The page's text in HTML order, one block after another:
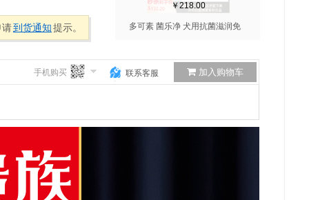
请到货通知提示。
￥218.00
多可素 菌乐净 犬用抗菌滋润免
加入购物车
联系客服
手机购买